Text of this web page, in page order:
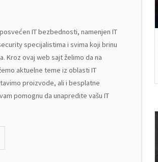
IT bezbednosti, namenjen IT
specijalistima i svima koji brinu
Kroz ovaj web sajt želimo da na
aktuelne teme iz oblasti IT
proizvode, ali i besplatne
pomognu da unapredite vašu IT